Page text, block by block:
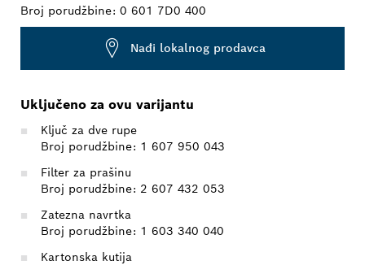
Broj porudžbine: 0 601 7D0 400
Nađi lokalnog prodavca
Uključeno za ovu varijantu
Ključ za dve rupe
Broj porudžbine: 1 607 950 043
Filter za prašinu
Broj porudžbine: 2 607 432 053
Zatezna navrtka
Broj porudžbine: 1 603 340 040
Kartonska kutija